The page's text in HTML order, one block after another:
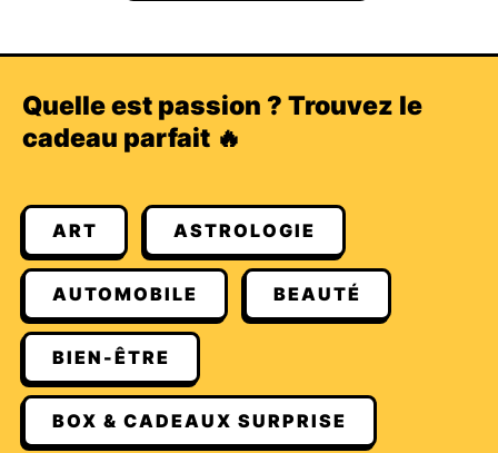
Quelle est passion ? Trouvez le
cadeau parfait 🔥
ART ASTROLOGIE
AUTOMOBILE BEAUTÉ
BIEN-ÊTRE
BOX & CADEAUX SURPRISE